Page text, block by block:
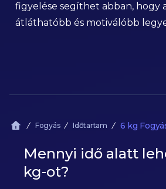
figyelése segíthet abban, hogy
átláthatóbb és motiválóbb
Fogyás Időtartam 6 kg
Mennyi idő alatt
kg-ot?